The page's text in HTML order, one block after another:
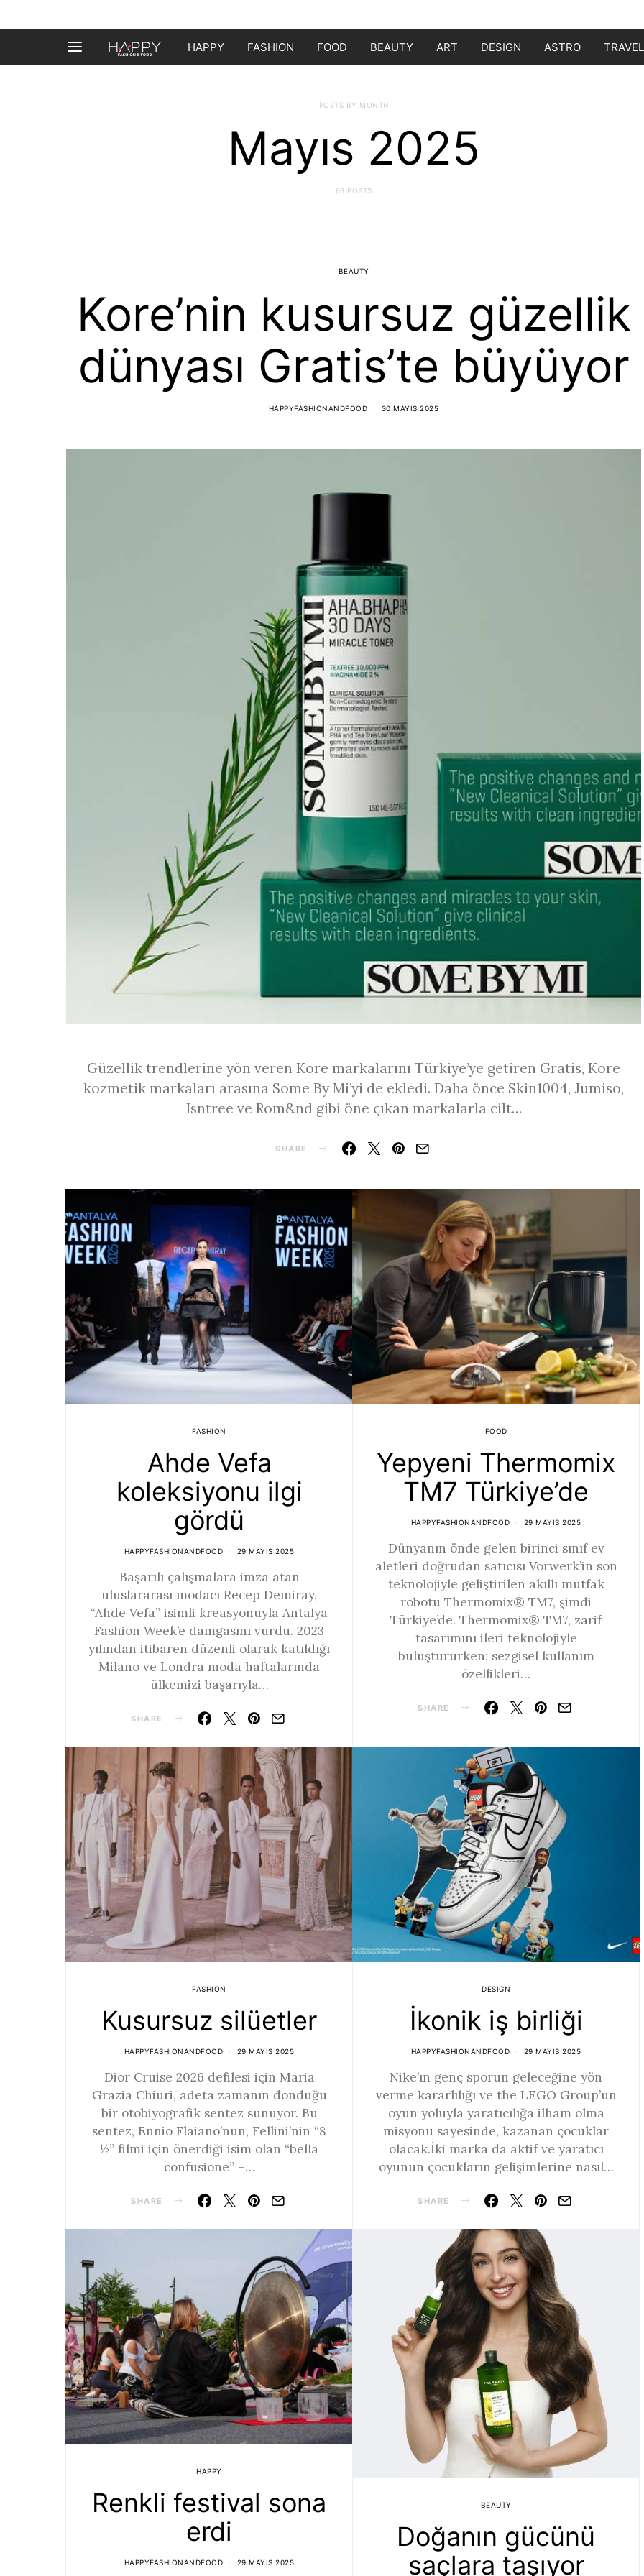
HAPPY FASHION FOOD BEAUTY ART DESIGN ASTRO TRAVEL
POSTS BY MONTH
Mayıs 2025
63 POSTS
BEAUTY
Kore’nin kusursuz güzellik
dünyası Gratis’te büyüyor
HAPPYFASHIONANDFOOD 30 MAYIS 2025
Güzellik trendlerine yön veren Kore markalarını Türkiye’ye getiren Gratis, Kore
kozmetik markaları arasına Some By Mi’yi de ekledi. Daha önce Skin1004, Jumiso,
Isntree ve Rom&nd gibi öne çıkan markalarla cilt…
SHARE
FASHION
Ahde Vefa
koleksiyonu ilgi
gördü
HAPPYFASHIONANDFOOD 29 MAYIS 2025
Başarılı çalışmalara imza atan
uluslararası modacı Recep Demiray,
“Ahde Vefa” isimli kreasyonuyla Antalya
Fashion Week’e damgasını vurdu. 2023
yılından itibaren düzenli olarak katıldığı
Milano ve Londra moda haftalarında
ülkemizi başarıyla…
SHARE
FOOD
Yepyeni Thermomix
TM7 Türkiye’de
HAPPYFASHIONANDFOOD 29 MAYIS 2025
Dünyanın önde gelen birinci sınıf ev
aletleri doğrudan satıcısı Vorwerk’in son
teknolojiyle geliştirilen akıllı mutfak
robotu Thermomix® TM7, şimdi
Türkiye’de. Thermomix® TM7, zarif
tasarımını ileri teknolojiyle
buluştururken; sezgisel kullanım
özellikleri…
SHARE
FASHION
Kusursuz silüetler
HAPPYFASHIONANDFOOD 29 MAYIS 2025
Dior Cruise 2026 defilesi için Maria
Grazia Chiuri, adeta zamanın donduğu
bir otobiyografik sentez sunuyor. Bu
sentez, Ennio Flaiano’nun, Fellini’nin “8
½” filmi için önerdiği isim olan “bella
confusione” –…
SHARE
DESIGN
İkonik iş birliği
HAPPYFASHIONANDFOOD 29 MAYIS 2025
Nike’ın genç sporun geleceğine yön
verme kararlılığı ve the LEGO Group’un
oyun yoluyla yaratıcılığa ilham olma
misyonu sayesinde, kazanan çocuklar
olacak.İki marka da aktif ve yaratıcı
oyunun çocukların gelişimlerine nasıl…
SHARE
HAPPY
Renkli festival sona
erdi
HAPPYFASHIONANDFOOD 29 MAYIS 2025
BEAUTY
Doğanın gücünü
saçlara taşıyor